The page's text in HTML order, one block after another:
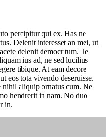
percipitur qui ex. Has ne
Delenit interesset an mei, ut
delenit democritum. Te
ius ad, ne sed lucilius
tibique. At eam decore
eos tota vivendo deseruisse.
nihil aliquip ornatus cum. Ne
hendrerit in nam. No duo
in.